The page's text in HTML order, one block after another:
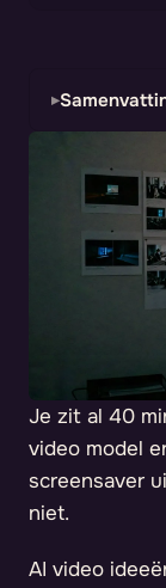
Je zit al 40
video model
screensaver
niet.
AI video